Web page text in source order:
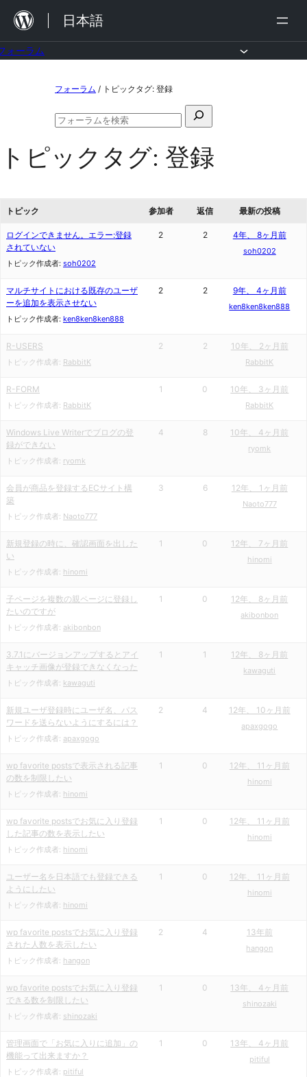
を
日本語
ォーラム
ン
ツ
ス
ッ
プ
フォーラム / トピックタグ: 登録
検
対
フ
ー
ラ
検
索
トピックタグ: 登録
トピック 参加者 返信 最新の投稿
ログインできません。エラー:登録
されていない
トピック作成者: soh0202
2 2 4年、 8ヶ月前
soh0202
マルチサイトにおける既存のユーザ
ーを追加を表示させない
トピック作成者: ken8ken8ken888
2 2 9年、 4ヶ月前
ken8ken8ken888
R-USERS
トピック作成者: RabbitK
2 2 10年、 2ヶ月前
RabbitK
R-FORM
トピック作成者: RabbitK
1 0 10年、 3ヶ月前
RabbitK
Windows Live Writerでブログの登
録ができない
トピック作成者: ryomk
4 8 10年、 4ヶ月前
ryomk
会員が商品を登録するECサイト構
築
トピック作成者: Naoto777
3 6 12年、 1ヶ月前
Naoto777
新規登録の時に、確認画面を出した
い
トピック作成者: hinomi
1 0 12年、 7ヶ月前
hinomi
子ページを複数の親ページに登録し
たいのですが
トピック作成者: akibonbon
1 0 12年、 8ヶ月前
akibonbon
3.7.1にバージョンアップするとアイ
キャッチ画像が登録できなくなった
トピック作成者: kawaguti
1 1 12年、 8ヶ月前
kawaguti
新規ユーザ登録時にユーザ名、パス
ワードを送らないようにするには？
トピック作成者: apaxgogo
2 4 12年、 10ヶ月前
apaxgogo
wp favorite postsで表示される記事
の数を制限したい
トピック作成者: hinomi
1 0 12年、 11ヶ月前
hinomi
wp favorite postsでお気に入り登録
した記事の数を表示したい
トピック作成者: hinomi
1 0 12年、 11ヶ月前
hinomi
ユーザー名を日本語でも登録できる
ようにしたい
トピック作成者: hinomi
1 0 12年、 11ヶ月前
hinomi
wp favorite postsでお気に入り登録
された人数を表示したい
トピック作成者: hangon
2 4 13年前
hangon
wp favorite postsでお気に入り登録
できる数を制限したい
トピック作成者: shinozaki
1 0 13年、 4ヶ月前
shinozaki
管理画面で「お気に入りに追加」の
機能って出来ますか？
トピック作成者: pitiful
1 0 13年、 4ヶ月前
pitiful